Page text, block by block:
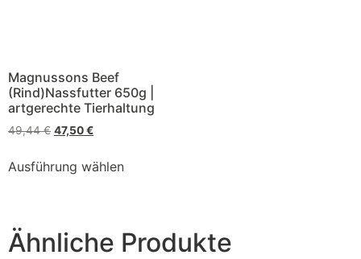
Magnussons Beef
(Rind)Nassfutter 650g |
artgerechte Tierhaltung
49,44€ 47,50€
Ausführung wählen
Ähnliche Produkte